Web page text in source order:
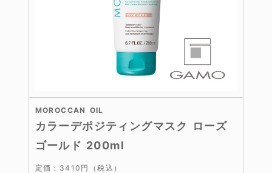
MOROCCAN OIL
カラーデポジティングマスク ローズ
ゴールド 200ml
定価：3410円（税込）